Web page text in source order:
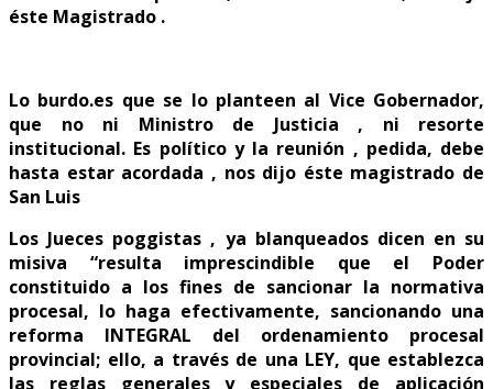
éste Magistrado .
Lo burdo.es que se lo planteen al Vice Gobernador,
que no ni Ministro de Justicia , ni resorte
institucional. Es político y la reunión , pedida, debe
hasta estar acordada , nos dijo éste magistrado de
San Luis
Los Jueces poggistas , ya blanqueados dicen en su
misiva “resulta imprescindible que el Poder
constituido a los fines de sancionar la normativa
procesal, lo haga efectivamente, sancionando una
reforma INTEGRAL del ordenamiento procesal
provincial; ello, a través de una LEY, que establezca
las reglas generales y especiales de aplicación